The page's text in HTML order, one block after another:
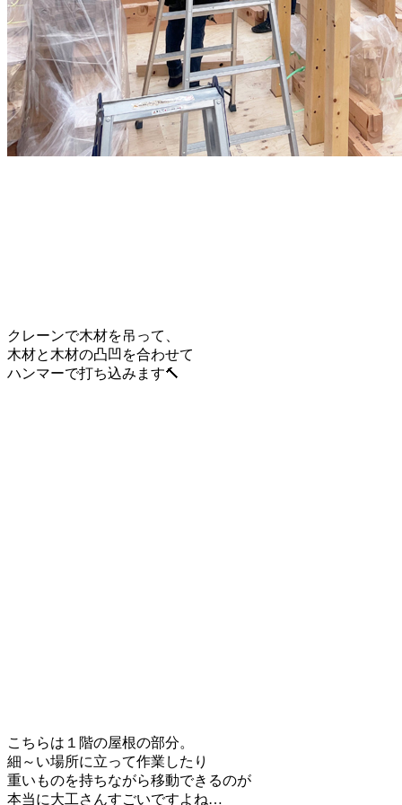
クレーンで木材を吊って、
木材と木材の凸凹を合わせて
ハンマーで打ち込みます🔨
こちらは１階の屋根の部分。
細～い場所に立って作業したり
重いものを持ちながら移動できるのが
本当に大工さんすごいですよね…